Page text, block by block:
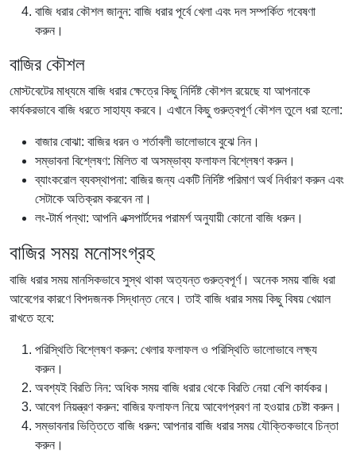
বাজি ধরার কৌশল জানুন: বাজি ধরার পূর্বে খেলা এবং দল সম্পর্কিত গবেষণা
করুন।
বাজির কৌশল
মোস্টবেটের মাধ্যমে বাজি ধরার ক্ষেত্রে কিছু নির্দিষ্ট কৌশল রয়েছে যা আপনাকে
কার্যকরভাবে বাজি ধরতে সাহায্য করবে। এখানে কিছু গুরুত্বপূর্ণ কৌশল তুলে ধরা হলো:
বাজার বোঝা: বাজির ধরন ও শর্তাবলী ভালোভাবে বুঝে নিন।
সম্ভাবনা বিশ্লেষণ: মিলিত বা অসম্ভাব্য ফলাফল বিশ্লেষণ করুন।
ব্যাংকরোল ব্যবস্থাপনা: বাজির জন্য একটি নির্দিষ্ট পরিমাণ অর্থ নির্ধারণ করুন এবং
সেটাকে অতিক্রম করবেন না।
লং-টার্ম পন্থা: আপনি এক্সপার্টদের পরামর্শ অনুযায়ী কোনো বাজি ধরুন।
বাজির সময় মনোসংগ্রহ
বাজি ধরার সময় মানসিকভাবে সুস্থ থাকা অত্যন্ত গুরুত্বপূর্ণ। অনেক সময় বাজি ধরা
আবেগের কারণে বিপদজনক সিদ্ধান্ত নেবে। তাই বাজি ধরার সময় কিছু বিষয় খেয়াল
রাখতে হবে:
পরিস্থিতি বিশ্লেষণ করুন: খেলার ফলাফল ও পরিস্থিতি ভালোভাবে লক্ষ্য
করুন।
অবশ্যই বিরতি নিন: অধিক সময় বাজি ধরার থেকে বিরতি নেয়া বেশি কার্যকর।
আবেগ নিয়ন্ত্রণ করুন: বাজির ফলাফল নিয়ে আবেগপ্রবণ না হওয়ার চেষ্টা করুন।
সম্ভাবনার ভিত্তিতে বাজি ধরুন: আপনার বাজি ধরার সময় যৌক্তিকভাবে চিন্তা
করুন।